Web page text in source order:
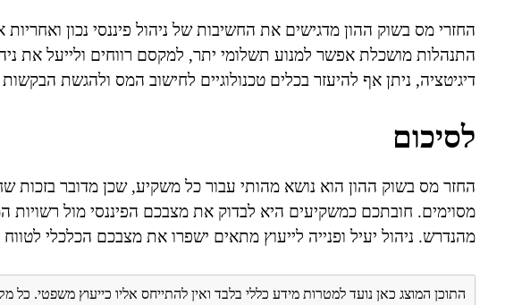
החזרי מס בשוק ההון מדגישים את החשיבות של ניהול פיננסי נכון
התנהלות מושכלת אפשר למנוע תשלומי יתר, למקסם רווחים ולייעל את
דיגיטציה, ניתן אף להיעזר בכלים טכנולוגיים לחישוב המס ולהגשת
לסיכום
החזר מס בשוק ההון הוא נושא מהותי עבור כל משקיע, שכן מדובר בזכות
מסוימים. חובתכם כמשקיעים היא לבדוק את מצבכם הפיננסי מול רשויות
מהנדרש. ניהול יעיל ופנייה לייעוץ מתאים ישפרו את מצבכם הכלכלי
התוכן המוצג כאן נועד למטרות מידע כללי בלבד ואין להתייחס אליו כייעוץ משפטי. כל